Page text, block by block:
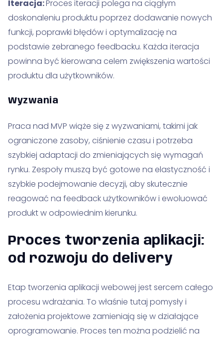
Iteracja:Proces iteracji polega na ciągłym
doskonaleniu produktu poprzez dodawanie nowych
funkcji, poprawki błędów i optymalizację na
podstawie zebranego feedbacku. Każda iteracja
powinna być kierowana celem zwiększenia wartości
produktu dla użytkowników.
Wyzwania
Praca nad MVP wiąże się z wyzwaniami, takimi jak
ograniczone zasoby, ciśnienie czasu i potrzeba
szybkiej adaptacji do zmieniających się wymagań
rynku. Zespoły muszą być gotowe na elastyczność i
szybkie podejmowanie decyzji, aby skutecznie
reagować na feedback użytkowników i ewoluować
produkt w odpowiednim kierunku.
Proces tworzenia aplikacji:
od rozwoju do delivery
Etap tworzenia aplikacji webowej jest sercem całego
procesu wdrażania. To właśnie tutaj pomysły i
założenia projektowe zamieniają się w działające
oprogramowanie. Proces ten można podzielić na